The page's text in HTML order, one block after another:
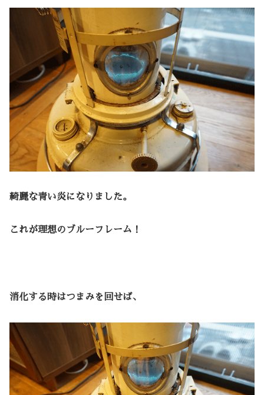
綺麗な青い炎になりました。
これが理想のブルーフレーム！
消化する時はつまみを回せば、